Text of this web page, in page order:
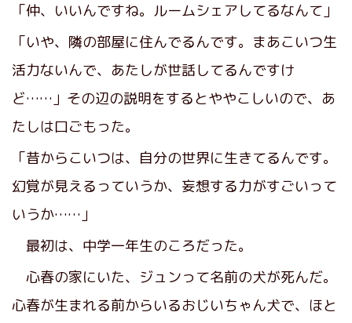
「仲、いいんですね。ルームシェアしてるなんて」
「いや、隣の部屋に住んでるんです。まあこいつ生
活力ないんで、あたしが世話してるんですけ
ど……」その辺の説明をするとややこしいので、あ
たしは口ごもった。
「昔からこいつは、自分の世界に生きてるんです。
幻覚が見えるっていうか、妄想する力がすごいって
いうか……」
最初は、中学一年生のころだった。
心春の家にいた、ジュンって名前の犬が死んだ。
心春が生まれる前からいるおじいちゃん犬で、ほと